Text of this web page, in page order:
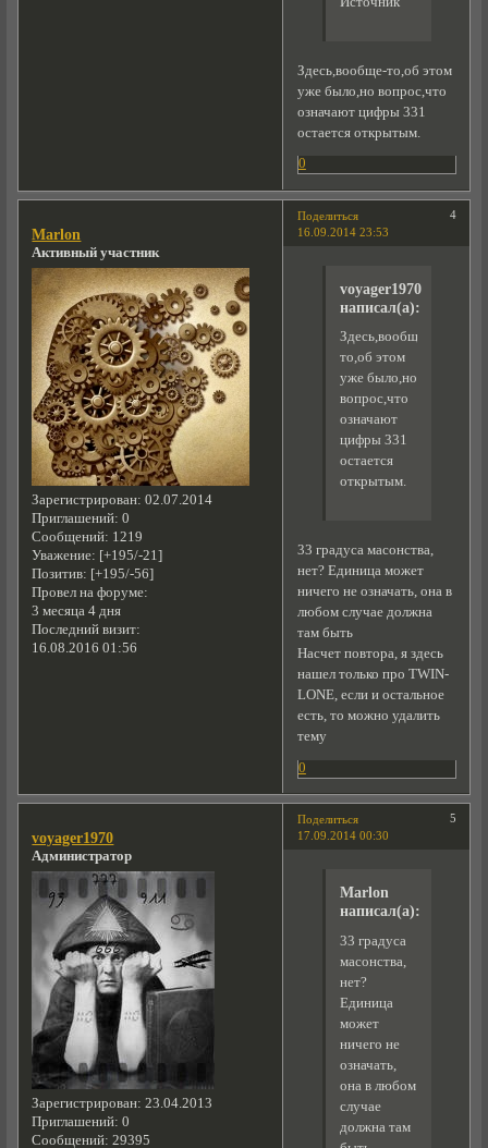
Здесь,вообще-то,об этом
уже было,но вопрос,что
означают цифры 331
остается открытым.
0
Поделиться
4
16.09.2014 23:53
Marlon
Активный участник
Зарегистрирован: 02.07.2014
Приглашений: 0
Сообщений: 1219
Уважение: [+195/-21]
Позитив: [+195/-56]
Провел на форуме:
3 месяца 4 дня
Последний визит:
16.08.2016 01:56
voyager1970
написал(а):
Здесь,вообще-
то,об этом
уже было,но
вопрос,что
означают
цифры 331
остается
открытым.
33 градуса масонства,
нет? Единица может
ничего не означать, она в
любом случае должна
там быть
Насчет повтора, я здесь
нашел только про TWIN-
LONE, если и остальное
есть, то можно удалить
тему
0
Поделиться
5
17.09.2014 00:30
voyager1970
Администратор
Зарегистрирован: 23.04.2013
Приглашений: 0
Сообщений: 29395
Marlon
написал(а):
33 градуса
масонства,
нет?
Единица
может
ничего не
означать,
она в любом
случае
должна там